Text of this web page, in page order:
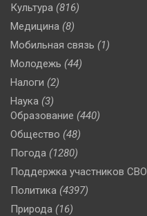
Культура (816)
Медицина (8)
Мобильная связь (1)
Молодежь (44)
Налоги (2)
Наука (3)
Образование (440)
Общество (48)
Погода (1280)
Поддержка участников СВО
Политика (4397)
Природа (16)